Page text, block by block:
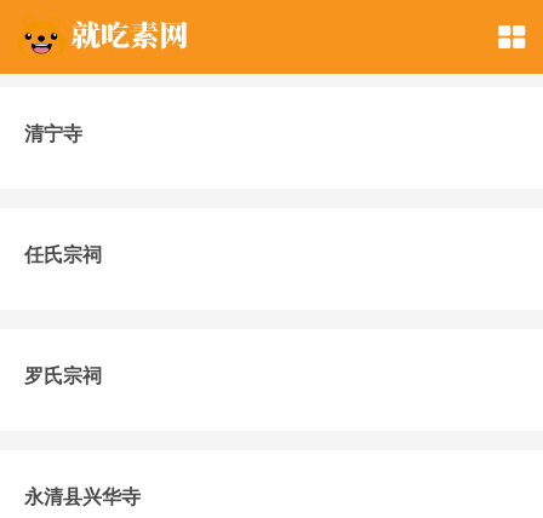
清宁寺
任氏宗祠
罗氏宗祠
永清县兴华寺